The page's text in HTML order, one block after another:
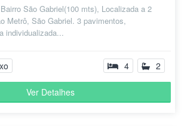
São Gabriel(100 mts), Localizada a 2
Metrô, São Gabriel. 3 pavimentos,
individualizada...
4 2
Ver Detalhes